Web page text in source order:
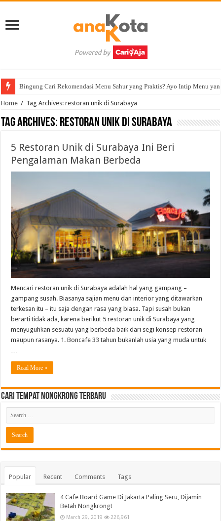
Bingung Cari Rekomendasi Menu Sahur yang Praktis? Ayo Intip Menu
Home / Tag Archives: restoran unik di Surabaya
Tag Archives: restoran unik di Surabaya
5 Restoran Unik di Surabaya Ini Beri
Pengalaman Makan Berbeda
Mencari restoran unik di Surabaya adalah hal yang gampang –
gampang susah. Biasanya sajian menu dan interior yang ditawarkan
terkesan itu – itu saja dengan rasa yang biasa. Tapi susah bukan
berarti tidak ada, karena berikut 5 restoran unik di Surabaya yang
menyuguhkan sesuatu yang berbeda baik dari segi konsep restoran
maupun rasanya. 1. Boncafe 33 tahun bukanlah usia yang muda untuk
Read More »
Cari Tempat Nongkrong Terbaru
Popular Recent Comments Tags
4 Cafe Board Game Di Jakarta Paling Seru, Dijamin
Betah Nongkrong!
March 29, 2019 226,961